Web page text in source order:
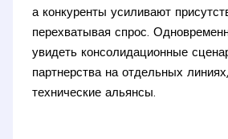
а конкуренты усиливают
перехватывая спрос.
увидеть консолидационные
партнерства на отдельных
технические альянсы.